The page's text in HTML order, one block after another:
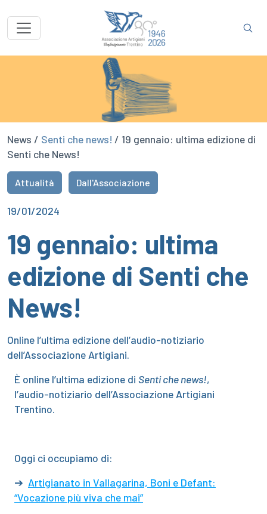
News / Senti che news! / 19 gennaio: ultima edizione di
Senti che News!
Attualità Dall'Associazione
19/01/2024
19 gennaio: ultima
edizione di Senti che
News!
Online l’ultima edizione dell’audio-notiziario
dell’Associazione Artigiani.
È online l’ultima edizione di Senti che news!,
l’audio-notiziario dell’Associazione Artigiani
Trentino.
Oggi ci occupiamo di:
➔ Artigianato in Vallagarina, Boni e Defant:
“Vocazione più viva che mai”